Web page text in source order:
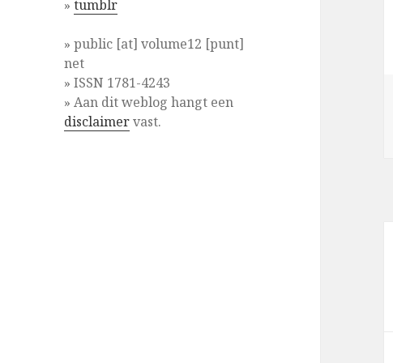
»tumblr
» public [at] volume12 [punt]
net
» ISSN 1781-4243
» Aan dit weblog hangt een
disclaimervast.